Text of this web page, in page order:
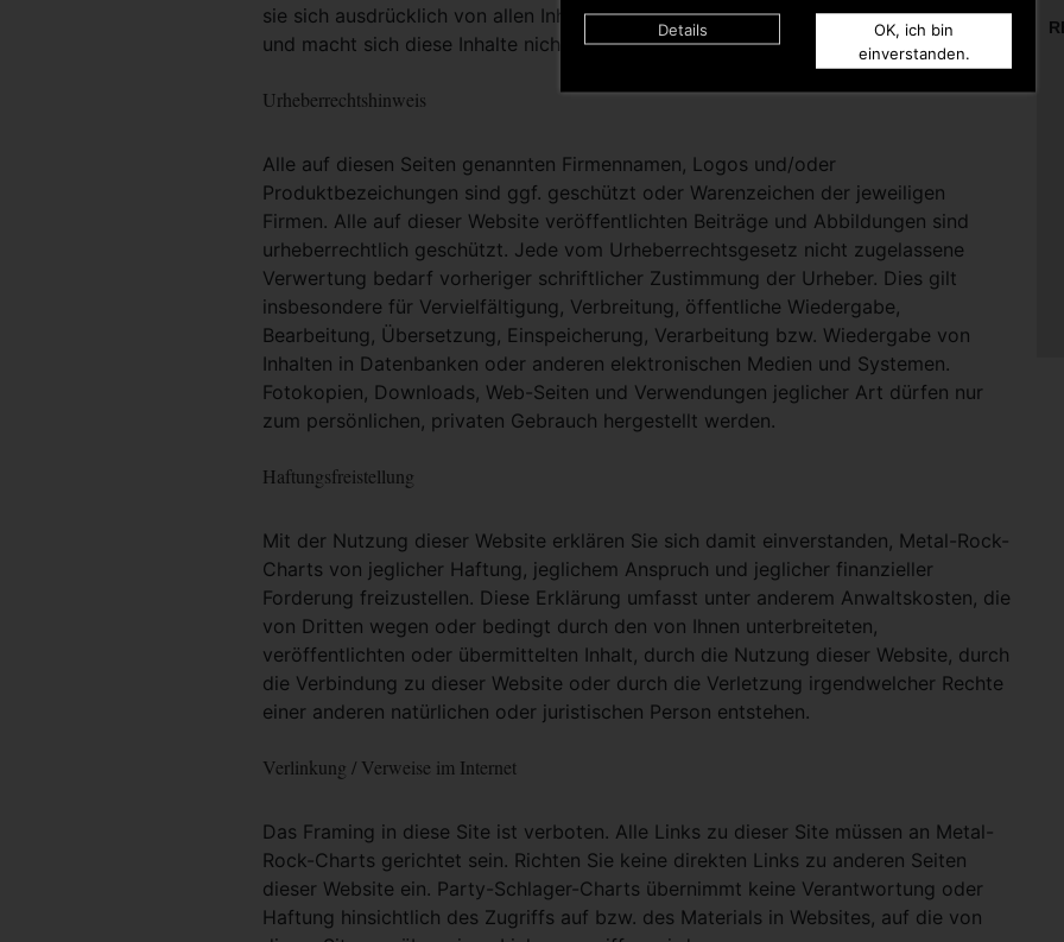
Details
OK, ich bin
einverstanden.
sie sich ausdrücklich von allen Inhalten aller gelinkten Seiten auf dieser Homepage
und macht sich diese Inhalte nicht zu Eigen.
Urheberrechtshinweis
Alle auf diesen Seiten genannten Firmennamen, Logos und/oder
Produktbezeichungen sind ggf. geschützt oder Warenzeichen der jeweiligen
Firmen. Alle auf dieser Website veröffentlichten Beiträge und Abbildungen sind
urheberrechtlich geschützt. Jede vom Urheberrechtsgesetz nicht zugelassene
Verwertung bedarf vorheriger schriftlicher Zustimmung der Urheber. Dies gilt
insbesondere für Vervielfältigung, Verbreitung, öffentliche Wiedergabe,
Bearbeitung, Übersetzung, Einspeicherung, Verarbeitung bzw. Wiedergabe von
Inhalten in Datenbanken oder anderen elektronischen Medien und Systemen.
Fotokopien, Downloads, Web-Seiten und Verwendungen jeglicher Art dürfen nur
zum persönlichen, privaten Gebrauch hergestellt werden.
Haftungsfreistellung
Mit der Nutzung dieser Website erklären Sie sich damit einverstanden, Metal-Rock-
Charts von jeglicher Haftung, jeglichem Anspruch und jeglicher finanzieller
Forderung freizustellen. Diese Erklärung umfasst unter anderem Anwaltskosten, die
von Dritten wegen oder bedingt durch den von Ihnen unterbreiteten,
veröffentlichten oder übermittelten Inhalt, durch die Nutzung dieser Website, durch
die Verbindung zu dieser Website oder durch die Verletzung irgendwelcher Rechte
einer anderen natürlichen oder juristischen Person entstehen.
Verlinkung / Verweise im Internet
Das Framing in diese Site ist verboten. Alle Links zu dieser Site müssen an Metal-
Rock-Charts gerichtet sein. Richten Sie keine direkten Links zu anderen Seiten
dieser Website ein. Party-Schlager-Charts übernimmt keine Verantwortung oder
Haftung hinsichtlich des Zugriffs auf bzw. des Materials in Websites, auf die von